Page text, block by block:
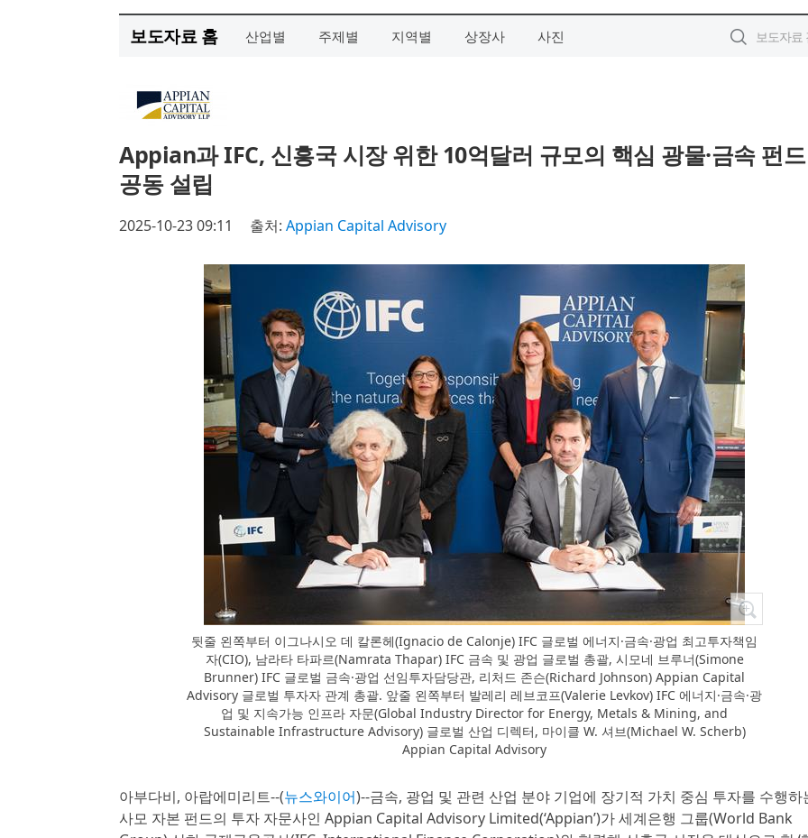
보도자료 홈 산업별 주제별 지역별 상장사 사진
Appian과 IFC, 신흥국 시장 위한 10억달러 규모의 핵심 광물·금속 펀드
공동 설립
2025-10-23 09:11 출처: Appian Capital Advisory
뒷줄 왼쪽부터 이그나시오 데 칼론헤(Ignacio de Calonje) IFC 글로벌 에너지·금속·광업 최고투자책임
자(CIO), 남라타 타파르(Namrata Thapar) IFC 금속 및 광업 글로벌 총괄, 시모네 브루너(Simone
Brunner) IFC 글로벌 금속·광업 선임투자담당관, 리처드 존슨(Richard Johnson) Appian Capital
Advisory 글로벌 투자자 관계 총괄. 앞줄 왼쪽부터 발레리 레브코프(Valerie Levkov) IFC 에너지·금속·광
업 및 지속가능 인프라 자문(Global Industry Director for Energy, Metals & Mining, and
Sustainable Infrastructure Advisory) 글로벌 산업 디렉터, 마이클 W. 셔브(Michael W. Scherb)
Appian Capital Advisory
아부다비, 아랍에미리트--(뉴스와이어)--금속, 광업 및 관련 산업 분야 기업에 장기적 가치 중심 투자를 수행하
사모 자본 펀드의 투자 자문사인 Appian Capital Advisory Limited(‘Appian’)가 세계은행 그룹(World Bank